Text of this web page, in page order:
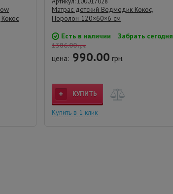
Матрас детский Ведмедик Кокос,
Поролон 120×60×6 см
Есть в наличии
Забрать сегодня
1386.00грн.
цена: 990.00 грн.
КУПИТЬ
Купить в 1 клик